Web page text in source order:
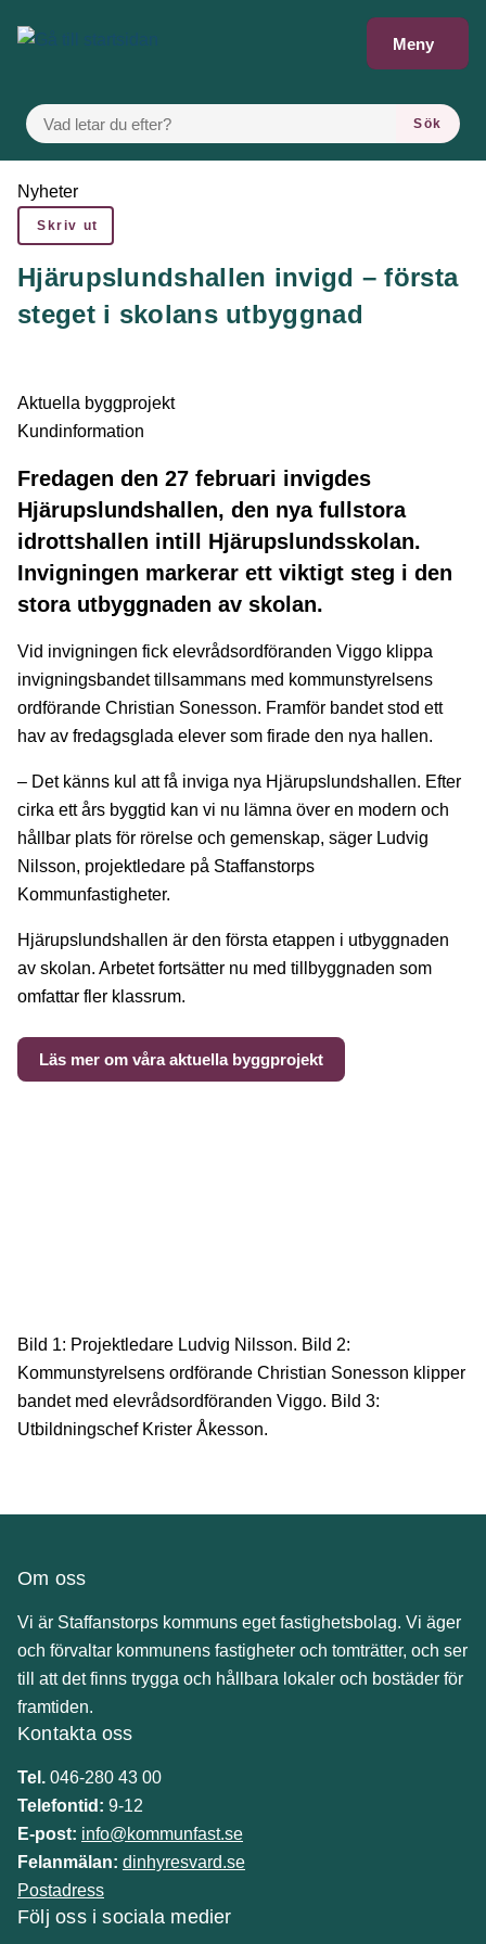
till innehåll
Meny
VAD LETAR DU EFTER?
Sök
Du är här:
Nyheter
Skriv ut
Hjärupslundshallen invigd – första
steget i skolans utbyggnad
Aktuella byggprojekt
Kundinformation
Fredagen den 27 februari invigdes
Hjärupslundshallen, den nya fullstora
idrottshallen intill Hjärupslundsskolan.
Invigningen markerar ett viktigt steg i den
stora utbyggnaden av skolan.
Vid invigningen fick elevrådsordföranden Viggo klippa
invigningsbandet tillsammans med kommunstyrelsens
ordförande Christian Sonesson. Framför bandet stod ett
hav av fredagsglada elever som firade den nya hallen.
– Det känns kul att få inviga nya Hjärupslundshallen. Efter
cirka ett års byggtid kan vi nu lämna över en modern och
hållbar plats för rörelse och gemenskap, säger Ludvig
Nilsson, projektledare på Staffanstorps
Kommunfastigheter.
Hjärupslundshallen är den första etappen i utbyggnaden
av skolan. Arbetet fortsätter nu med tillbyggnaden som
omfattar fler klassrum.
Läs mer om våra aktuella byggprojekt
Bild 1: Projektledare Ludvig Nilsson. Bild 2:
Kommunstyrelsens ordförande Christian Sonesson klipper
bandet med elevrådsordföranden Viggo. Bild 3:
Utbildningschef Krister Åkesson.
Om oss
Vi är Staffanstorps kommuns eget fastighetsbolag. Vi äger
och förvaltar kommunens fastigheter och tomträtter, och ser
till att det finns trygga och hållbara lokaler och bostäder för
framtiden.
Kontakta oss
Tel. 046-280 43 00
Telefontid: 9-12
E-post: info@kommunfast.se
Felanmälan: dinhyresvard.se
Postadress
Följ oss i sociala medier